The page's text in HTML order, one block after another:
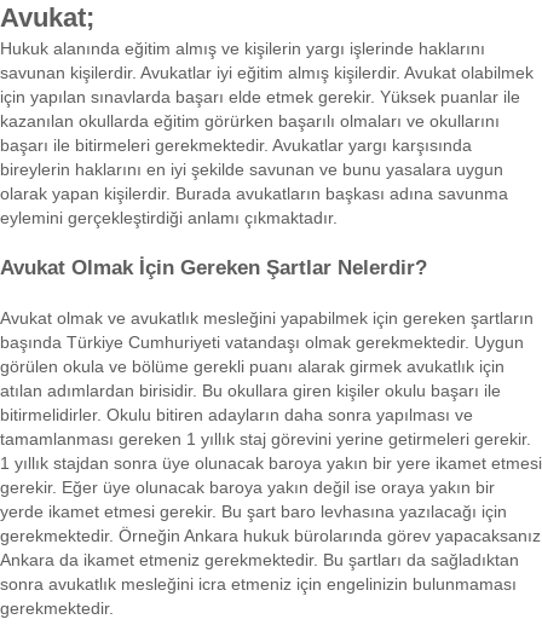
Avukat;
Hukuk alanında eğitim almış ve kişilerin yargı işlerinde haklarını
savunan kişilerdir. Avukatlar iyi eğitim almış kişilerdir. Avukat olabilmek
için yapılan sınavlarda başarı elde etmek gerekir. Yüksek puanlar ile
kazanılan okullarda eğitim görürken başarılı olmaları ve okullarını
başarı ile bitirmeleri gerekmektedir. Avukatlar yargı karşısında
bireylerin haklarını en iyi şekilde savunan ve bunu yasalara uygun
olarak yapan kişilerdir. Burada avukatların başkası adına savunma
eylemini gerçekleştirdiği anlamı çıkmaktadır.
Avukat Olmak İçin Gereken Şartlar Nelerdir?
Avukat olmak ve avukatlık mesleğini yapabilmek için gereken şartların
başında Türkiye Cumhuriyeti vatandaşı olmak gerekmektedir. Uygun
görülen okula ve bölüme gerekli puanı alarak girmek avukatlık için
atılan adımlardan birisidir. Bu okullara giren kişiler okulu başarı ile
bitirmelidirler. Okulu bitiren adayların daha sonra yapılması ve
tamamlanması gereken 1 yıllık staj görevini yerine getirmeleri gerekir.
1 yıllık stajdan sonra üye olunacak baroya yakın bir yere ikamet etmesi
gerekir. Eğer üye olunacak baroya yakın değil ise oraya yakın bir
yerde ikamet etmesi gerekir. Bu şart baro levhasına yazılacağı için
gerekmektedir. Örneğin Ankara hukuk bürolarında görev yapacaksanız
Ankara da ikamet etmeniz gerekmektedir. Bu şartları da sağladıktan
sonra avukatlık mesleğini icra etmeniz için engelinizin bulunmaması
gerekmektedir.